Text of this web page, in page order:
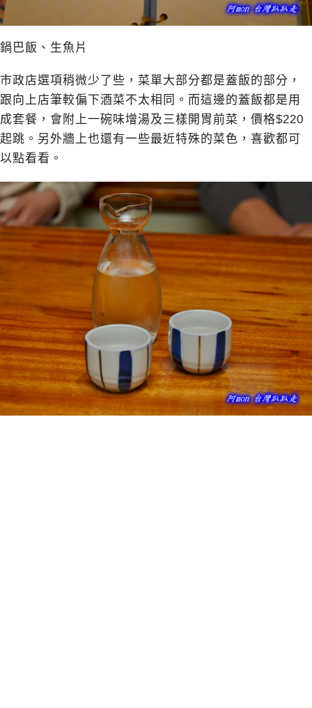
鍋巴飯、生魚片
市政店選項稍微少了些，菜單大部分都是蓋飯的部分，
跟向上店筆較偏下酒菜不太相同。而這邊的蓋飯都是用
成套餐，會附上一碗味增湯及三樣開胃前菜，價格$220
起跳。另外牆上也還有一些最近特殊的菜色，喜歡都可
以點看看。